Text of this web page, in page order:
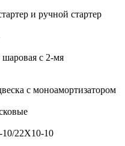
и ручной стартер
с 2-мя
с моноамортизатором
10/22X10-10